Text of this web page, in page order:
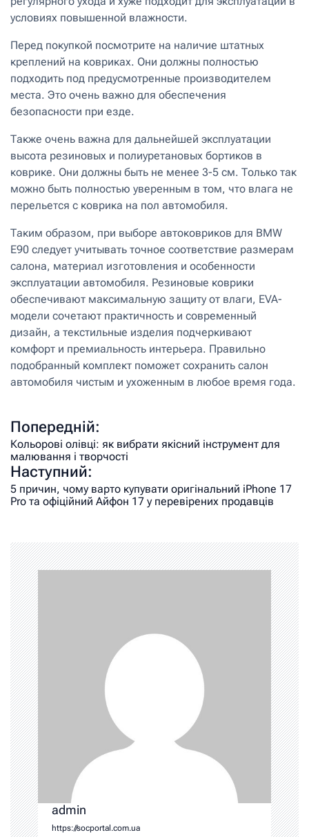
условиях повышенной влажности.
Перед покупкой посмотрите на наличие штатных
креплений на ковриках. Они должны полностью
подходить под предусмотренные производителем
места. Это очень важно для обеспечения
безопасности при езде.
Также очень важна для дальнейшей эксплуатации
высота резиновых и полиуретановых бортиков в
коврике. Они должны быть не менее 3-5 см. Только так
можно быть полностью уверенным в том, что влага не
перельется с коврика на пол автомобиля.
Таким образом, при выборе автоковриков для BMW
E90 следует учитывать точное соответствие размерам
салона, материал изготовления и особенности
эксплуатации автомобиля. Резиновые коврики
обеспечивают максимальную защиту от влаги, EVA-
модели сочетают практичность и современный
дизайн, а текстильные изделия подчеркивают
комфорт и премиальность интерьера. Правильно
подобранный комплект поможет сохранить салон
автомобиля чистым и ухоженным в любое время года.
Попередній:
Кольорові олівці: як вибрати якісний інструмент для
малювання і творчості
Наступний:
5 причин, чому варто купувати оригінальний iPhone 17
Pro та офіційний Айфон 17 у перевірених продавців
admin
https://socportal.com.ua